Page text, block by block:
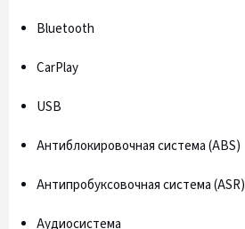
Bluetooth
CarPlay
USB
Антиблокировочная система (ABS)
Антипробуксовочная система (ASR)
Аудиосистема